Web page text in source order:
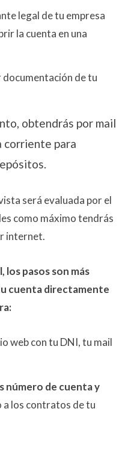
legal de tu empresa
la cuenta en una
de tu
obtendrás por mail
corriente para
será evaluada por el
como máximo tendrás
internet.
los pasos son más
cuenta directamente
web con tu DNI, tu mail
número de cuenta y
a los contratos de tu